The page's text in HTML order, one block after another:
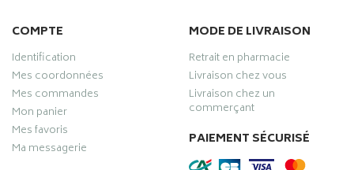
COMPTE
Identification
Mes coordonnées
Mes commandes
Mon panier
Mes favoris
Ma messagerie
MODE DE LIVRAISON
Retrait en pharmacie
Livraison chez vous
Livraison chez un
commerçant
PAIEMENT SÉCURISÉ